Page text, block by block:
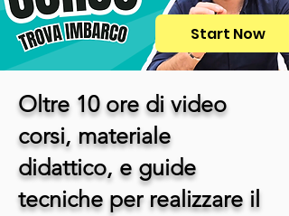
Start Now
Oltre 10 ore di video
corsi, materiale
didattico, e guide
tecniche per realizzare il